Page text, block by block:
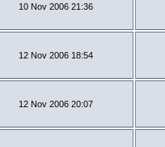
10 Nov 2006 21:36
12 Nov 2006 18:54
12 Nov 2006 20:07